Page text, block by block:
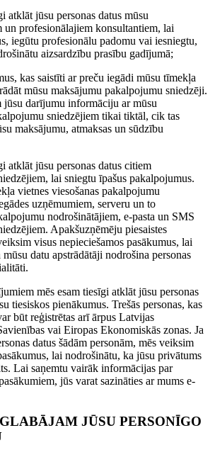
atklāt jūsu personas datus mūsu
un profesionālajiem konsultantiem, lai
iegūtu profesionālu padomu vai iesniegtu,
aizsardzību prasību gadījumā;
kas saistīti ar preču iegādi mūsu tīmekļa
mūsu maksājumu pakalpojumu sniedzēji.
jūsu darījumu informāciju ar mūsu
sniedzējiem tikai tiktāl, cik tas
maksājumu, atmaksas un sūdzību
atklāt jūsu personas datus citiem
lai sniegtu īpašus pakalpojumus.
vietnes viesošanas pakalpojumu
uzņēmumiem, serveru un to
nodrošinātājiem, e-pasta un SMS
Apakšuzņēmēju piesaistes
visus nepieciešamos pasākumus, lai
datu apstrādātāji nodrošina personas
mēs esam tiesīgi atklāt jūsu personas
tiesiskos pienākumus. Trešās personas, kas
būt reģistrētas arī ārpus Latvijas
vai Eiropas Ekonomiskās zonas. Ja
datus šādām personām, mēs veiksim
lai nodrošinātu, ka jūsu privātums
Lai saņemtu vairāk informācijas par
jūs varat sazināties ar mums e-
JŪSU PERSONĪGO